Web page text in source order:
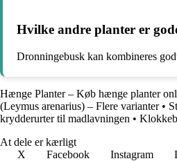
Hvilke andre planter er
Dronningebusk kan kombineres
Hænge Planter – Køb hænge planter
(Leymus arenarius) – Flere varianter•
krydderurter til madlavningen •
At dele er kærligt
X
Facebook Instagram